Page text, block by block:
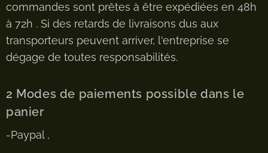
commandes sont prêtes à être expédiées en 48h
à 72h . Si des retards de livraisons dus aux
transporteurs peuvent arriver, l'entreprise se
dégage de toutes responsabilités.
2 Modes de paiements possible dans le
panier
-Paypal ,